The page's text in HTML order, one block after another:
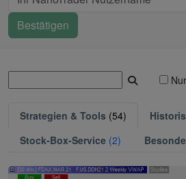
Strategien & Tools (54)
Stock-Box-Service (2)